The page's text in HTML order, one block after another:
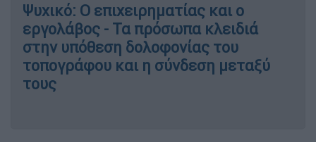
Ψυχικό: Ο επιχειρηματίας και ο
εργολάβος - Τα πρόσωπα κλειδιά
στην υπόθεση δολοφονίας του
τοπογράφου και η σύνδεση μεταξύ
τους